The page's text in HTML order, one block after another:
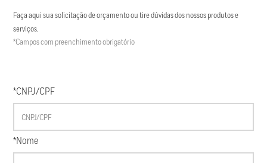
Faça aqui sua solicitação de orçamento ou tire dúvidas dos nossos produtos e
serviços.
*Campos com preenchimento obrigatório
*CNPJ/CPF
*Nome